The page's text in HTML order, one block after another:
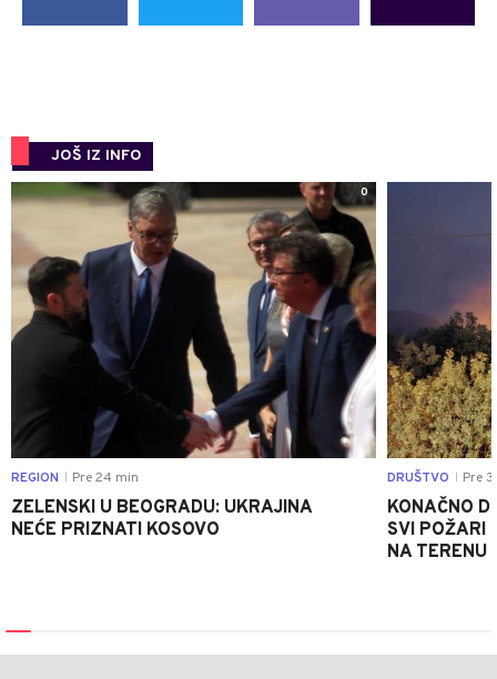
JOŠ IZ INFO
0
REGION Pre 24 min
ZELENSKI U BEOGRADU: UKRAJINA
NEĆE PRIZNATI KOSOVO
DRUŠTVO Pre
KONAČNO
SVI POŽARI
NA TERENU